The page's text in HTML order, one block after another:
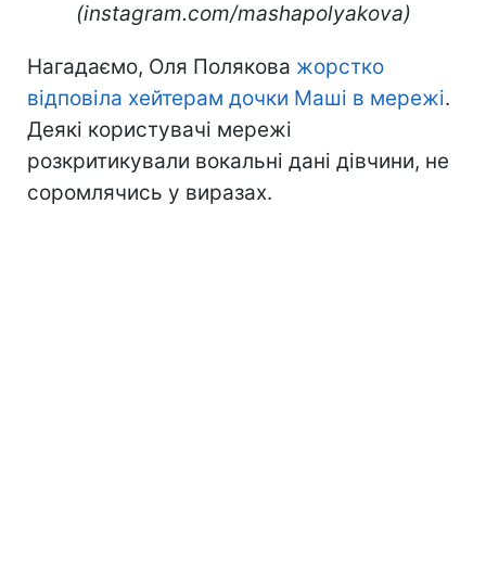
(instagram.com/mashapolyakova)
Нагадаємо, Оля Полякова жорстко
відповіла хейтерам дочки Маші в мережі.
Деякі користувачі мережі
розкритикували вокальні дані дівчини, не
соромлячись у виразах.